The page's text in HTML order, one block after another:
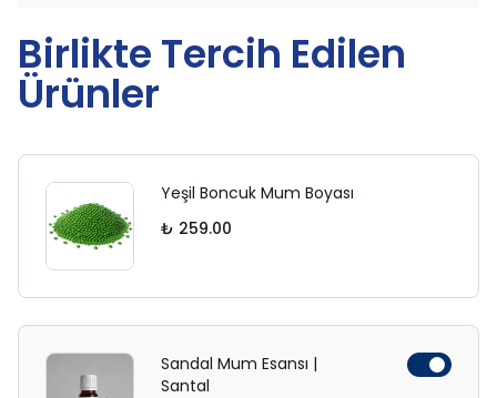
Birlikte Tercih Edilen
Ürünler
Yeşil Boncuk Mum Boyası
₺ 259.00
Sandal Mum Esansı |
Santal